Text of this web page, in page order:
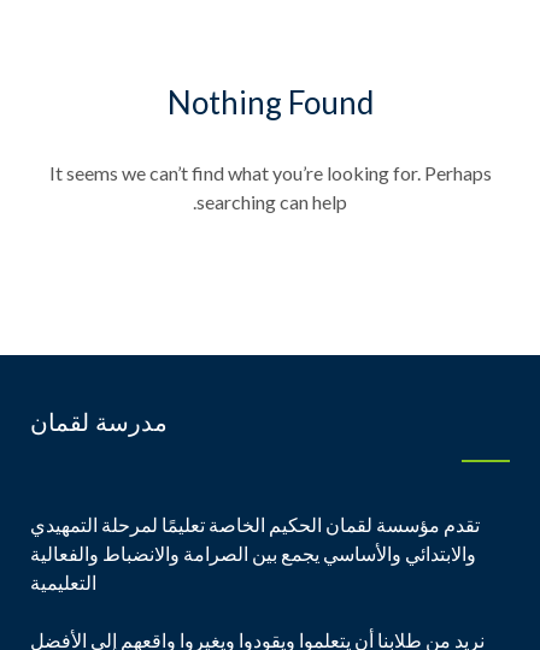
Nothing Found
It seems we can’t find what you’re looking for. Perhaps
searching can help.
مدرسة لقمان
تقدم مؤسسة لقمان الحكيم الخاصة تعليمًا لمرحلة التمهيدي
والابتدائي والأساسي يجمع بين الصرامة والانضباط والفعالية
التعليمية
نريد من طلابنا أن يتعلموا ويقودوا ويغيروا واقعهم إلى الأفضل